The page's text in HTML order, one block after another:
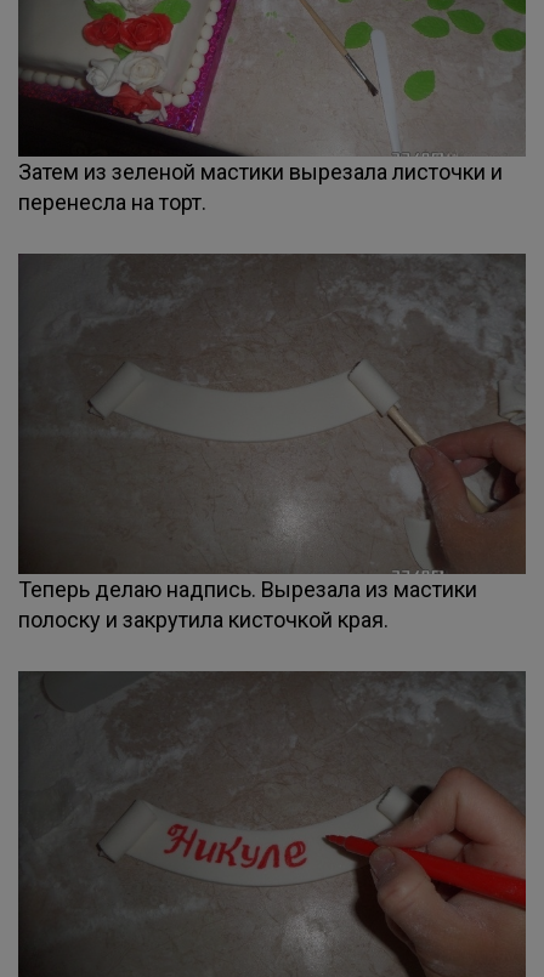
Затем из зеленой мастики вырезала листочки и
перенесла на торт.
Теперь делаю надпись. Вырезала из мастики
полоску и закрутила кисточкой края.